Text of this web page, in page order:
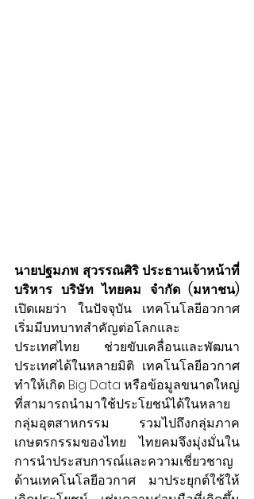
นายปฐมภพ สุวรรณศิริ ประธานเจ้าหน้าที่
บริหาร บริษัท ไทยคม จำกัด (มหาชน)
เปิดเผยว่า ในปัจจุบัน เทคโนโลยีอวกาศ
เริ่มมีบทบาทสำคัญต่อโลกและ
ประเทศไทย ช่วยขับเคลื่อนและพัฒนา
ประเทศได้ในหลายมิติ เทคโนโลยีอวกาศ
ทำให้เกิด Big Data หรือข้อมูลขนาดใหญ่
ที่สามารถนำมาใช้ประโยชน์ได้ในหลาย
กลุ่มอุตสาหกรรม รวมไปถึงกลุ่มภาค
เกษตรกรรมของไทย ไทยคมจึงมุ่งมั่นใน
การนำประสบการณ์และความเชี่ยวชาญ
ด้านเทคโนโลยีอวกาศ มาประยุกต์ใช้ให้